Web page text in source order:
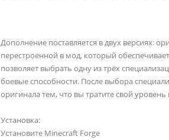
Дополнение поставляется в двух версиях:
перестроенной в мод, который
позволяет выбрать одну из трёх
боевые способности. После выбора
оригинала тем, что вы тратите свой
Установка:
Установите Minecraft Forge